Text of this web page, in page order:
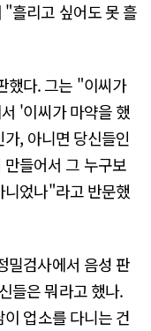
흘리고 싶어도 못 흘
했다. 그는 "이씨가
'이씨가 마약을 했
, 아니면 당신들인
들어서 그 누구보
니었나"라고 반문했
밀검사에서 음성 판
들은 뭐라고 했나.
업소를 다니는 건